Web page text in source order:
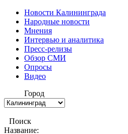
Новости Калининграда
Народные новости
Мнения
Интервью и аналитика
Пресс-релизы
Обзор СМИ
Опросы
Видео
Город
Поиск
Название: